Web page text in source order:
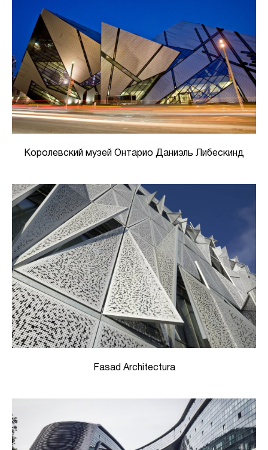
Королевский музей Онтарио Даниэль Либескинд
Fasad Architectura